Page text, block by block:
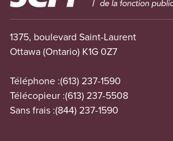
1375, boulevard Saint-Laurent
Ottawa (Ontario) K1G 0Z7
Téléphone :(613) 237-1590
Télécopieur :(613) 237-5508
Sans frais :(844) 237-1590